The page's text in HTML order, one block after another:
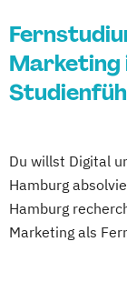
Marketing
Du willst Digital
Hamburg
Hamburg
Marketing als